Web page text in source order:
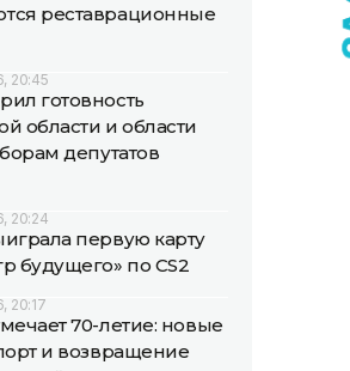
реставрационные
20:45
готовность
области и области
депутатов
20:24
первую карту
будущего» по CS2
20:17
70-летие: новые
и возвращение